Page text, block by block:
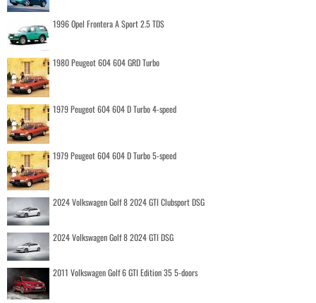
1996 Opel Frontera A Sport 2.5 TDS
1980 Peugeot 604 604 GRD Turbo
1979 Peugeot 604 604 D Turbo 4-speed
1979 Peugeot 604 604 D Turbo 5-speed
2024 Volkswagen Golf 8 2024 GTI Clubsport DSG
2024 Volkswagen Golf 8 2024 GTI DSG
2011 Volkswagen Golf 6 GTI Edition 35 5-doors